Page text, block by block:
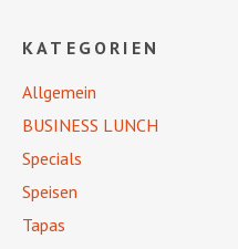
KATEGORIEN
Allgemein
BUSINESS LUNCH
Specials
Speisen
Tapas